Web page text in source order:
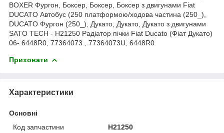
BOXER Фургон, Боксер, Боксер, Боксер з двигунами Fiat
DUCATO Автобус (250 платформою/ходова частина (250_),
DUCATO Фургон (250_), Дукато, Дукато, Дукато з двигунами
SATO TECH - H21250 Радіатор пічки Fiat Ducato (Фіат Дукато)
06- 6448R0, 77364073 , 77364073U, 6448R0
Приховати
Характеристики
Основні
Код запчастини
H21250